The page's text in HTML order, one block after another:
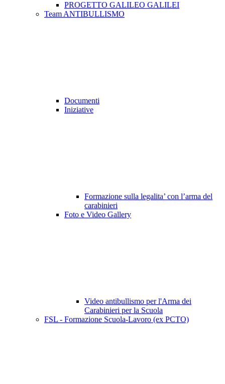
PROGETTO GALILEO GALILEI
Team ANTIBULLISMO
Documenti
Iniziative
Formazione sulla legalita’ con l’arma del
carabinieri
Foto e Video Gallery
Video antibullismo per l'Arma dei
Carabinieri per la Scuola
FSL - Formazione Scuola-Lavoro (ex PCTO)